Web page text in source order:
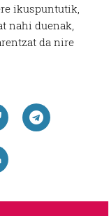
ikuspuntutik,
nahi duenak,
da nire